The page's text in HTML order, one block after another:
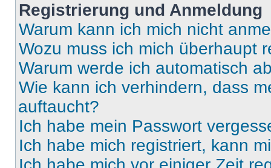
Registrierung und Anmeldung
Warum kann ich mich nicht
Wozu muss ich mich überhaupt
Warum werde ich automatisch
Wie kann ich verhindern, dass
auftaucht?
Ich habe mein Passwort
Ich habe mich registriert, kann